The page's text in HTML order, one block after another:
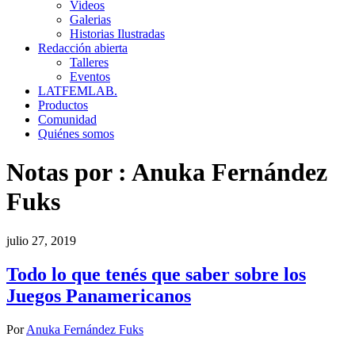
Videos
Galerias
Historias Ilustradas
Redacción abierta
Talleres
Eventos
LATFEMLAB.
Productos
Comunidad
Quiénes somos
Notas por : Anuka Fernández
Fuks
julio 27, 2019
Todo lo que tenés que saber sobre los
Juegos Panamericanos
PorAnuka Fernández Fuks